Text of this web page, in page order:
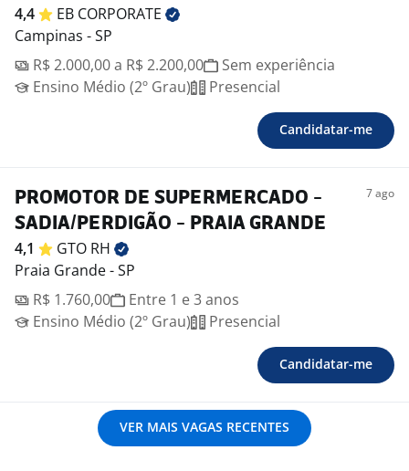
4,4 EB CORPORATE
Campinas - SP
R$ 2.000,00 a R$ 2.200,00
Sem experiência
Ensino Médio (2º Grau)
Presencial
Candidatar-me
PROMOTOR DE SUPERMERCADO -
SADIA/PERDIGÃO - PRAIA GRANDE
7 ago
4,1 GTO RH
Praia Grande - SP
R$ 1.760,00
Entre 1 e 3 anos
Ensino Médio (2º Grau)
Presencial
Candidatar-me
VER MAIS VAGAS RECENTES